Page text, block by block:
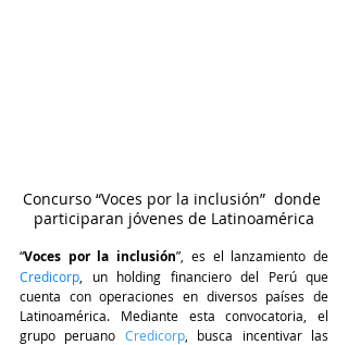
Concurso “Voces por la inclusión”  donde
participaran jóvenes de Latinoamérica
“Voces por la inclusión
Credicorp , un holding financiero del Perú que
cuenta con operaciones en diversos países de
Latinoamérica. Mediante esta convocatoria, el
grupo peruano Credicorp, busca incentivar las